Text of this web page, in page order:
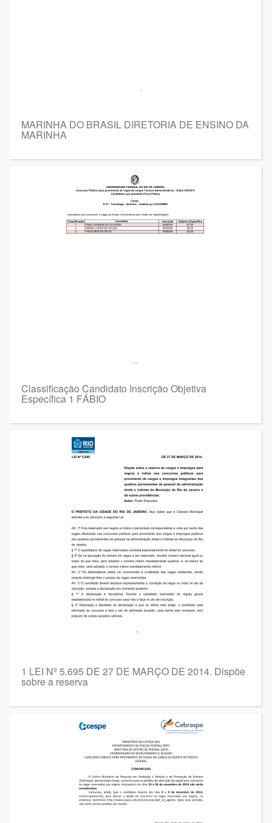
MARINHA DO BRASIL DIRETORIA DE ENSINO DA
MARINHA
Classificação Candidato Inscrição Objetiva
Específica 1 FÁBIO
1 LEI Nº 5.695 DE 27 DE MARÇO DE 2014. Dispõe
sobre a reserva